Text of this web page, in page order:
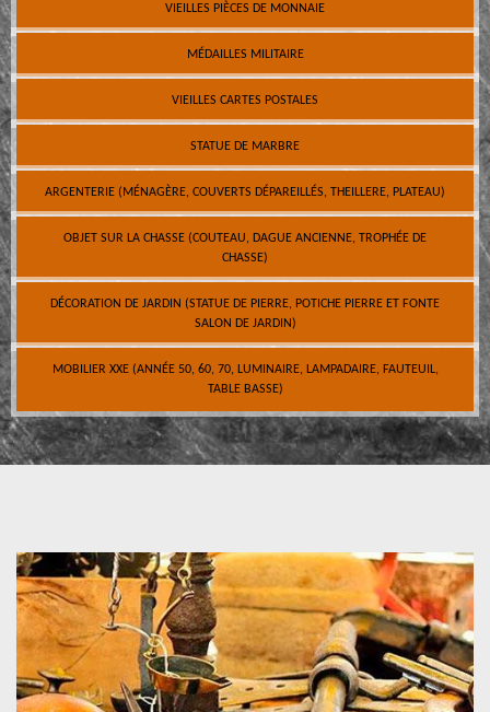
VIEILLES PIÈCES DE MONNAIE
MÉDAILLES MILITAIRE
VIEILLES CARTES POSTALES
STATUE DE MARBRE
ARGENTERIE (MÉNAGÈRE, COUVERTS DÉPAREILLÉS, THEILLERE, PLATEAU)
OBJET SUR LA CHASSE (COUTEAU, DAGUE ANCIENNE, TROPHÉE DE
CHASSE)
DÉCORATION DE JARDIN (STATUE DE PIERRE, POTICHE PIERRE ET FONTE
SALON DE JARDIN)
MOBILIER XXE (ANNÉE 50, 60, 70, LUMINAIRE, LAMPADAIRE, FAUTEUIL,
TABLE BASSE)